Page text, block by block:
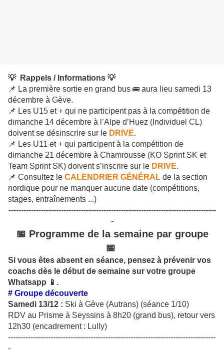
💡 Rappels / Informations 💡
📌 La première sortie en grand bus 🚌 aura lieu samedi 13
décembre à Gève.
📌 Les U15 et + qui ne participent pas à la compétition de
dimanche 14 décembre à l’Alpe d’Huez (Individuel CL)
doivent se désinscrire sur le DRIVE.
📌 Les U11 et + qui participent à la compétition de
dimanche 21 décembre à Chamrousse (KO Sprint SK et
Team Sprint SK) doivent s’inscrire sur le DRIVE.
📌 Consultez le CALENDRIER GÉNÉRAL de la section
nordique pour ne manquer aucune date (compétitions,
stages, entraînements ...)
-----------------------------------------------------------------------------------
-
📅 Programme de la semaine par groupe
📅
Si vous êtes absent en séance, pensez à prévenir vos
coachs dès le début de semaine sur votre groupe
Whatsapp 📱.
# Groupe découverte
Samedi 13/12 : Ski à Gève (Autrans) (séance 1/10)
RDV au Prisme à Seyssins à 8h20 (grand bus), retour vers
12h30 (encadrement : Lully)
-----------------------------------------------------------------------------------
-